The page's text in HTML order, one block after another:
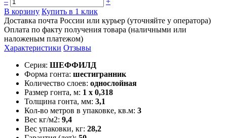
В корзину Купить в 1 клик
Доставка почта России или курьер (уточняйте у оператора)
Оплата по факту получения товара (наличными или
наложеным платежом)
Характеристики Отзывы
Серия: ШЕФФИЛД
Форма гонта: шестигранник
Количество слоев: однослойная
Размер гонта, м: 1 x 0,318
Толщина гонта, мм: 3,1
Кол-во метров в упаковке, кв.м: 3
Вес кг/м2: 9,4
Вес упаковки, кг: 28,2